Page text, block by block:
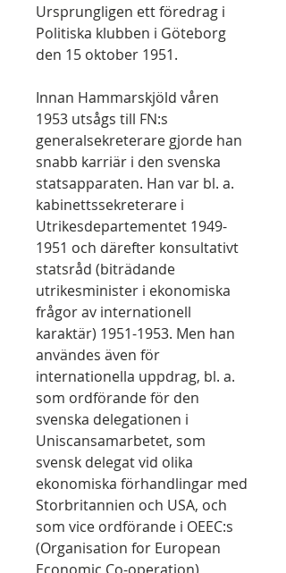
Ursprungligen ett föredrag i
Politiska klubben i Göteborg
den 15 oktober 1951.
Innan Hammarskjöld våren
1953 utsågs till FN:s
generalsekreterare gjorde han
snabb karriär i den svenska
statsapparaten. Han var bl. a.
kabinettssekreterare i
Utrikesdepartementet 1949-
1951 och därefter konsultativt
statsråd (biträdande
utrikesminister i ekonomiska
frågor av internationell
karaktär) 1951-1953. Men han
användes även för
internationella uppdrag, bl. a.
som ordförande för den
svenska delegationen i
Uniscansamarbetet, som
svensk delegat vid olika
ekonomiska förhandlingar med
Storbritannien och USA, och
som vice ordförande i OEEC:s
(Organisation for European
Economic Co-operation)